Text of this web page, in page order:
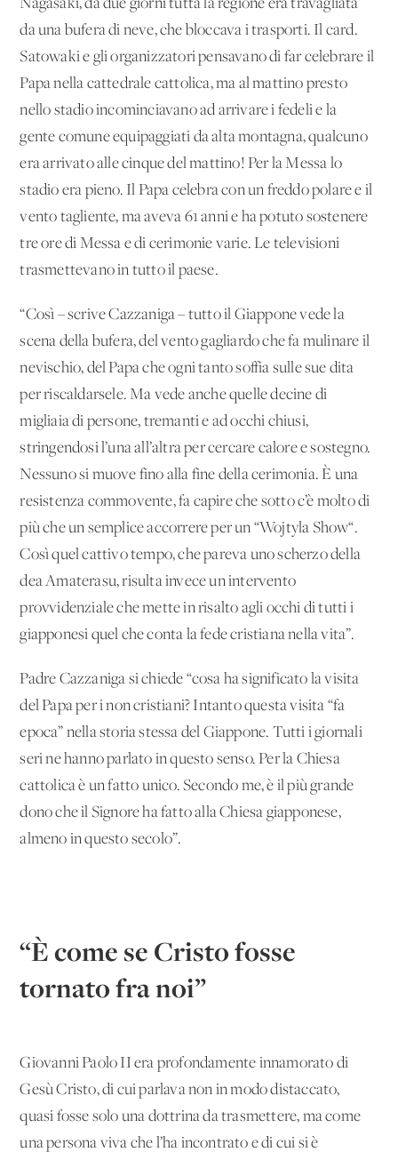
Nagasaki, da due giorni tutta la regione era travagliata
da una bufera di neve, che bloccava i trasporti. Il card.
Satowaki e gli organizzatori pensavano di far celebrare il
Papa nella cattedrale cattolica, ma al mattino presto
nello stadio incominciavano ad arrivare i fedeli e la
gente comune equipaggiati da alta montagna, qualcuno
era arrivato alle cinque del mattino! Per la Messa lo
stadio era pieno. Il Papa celebra con un freddo polare e il
vento tagliente, ma aveva 61 anni e ha potuto sostenere
tre ore di Messa e di cerimonie varie. Le televisioni
trasmettevano in tutto il paese.
“Così – scrive Cazzaniga – tutto il Giappone vede la
scena della bufera, del vento gagliardo che fa mulinare il
nevischio, del Papa che ogni tanto soffia sulle sue dita
per riscaldarsele. Ma vede anche quelle decine di
migliaia di persone, tremanti e ad occhi chiusi,
stringendosi l’una all’altra per cercare calore e sostegno.
Nessuno si muove fino alla fine della cerimonia. È una
resistenza commovente, fa capire che sotto c’è molto di
più che un semplice accorrere per un “Wojtyla Show“.
Così quel cattivo tempo, che pareva uno scherzo della
dea Amaterasu, risulta invece un intervento
provvidenziale che mette in risalto agli occhi di tutti i
giapponesi quel che conta la fede cristiana nella vita”.
Padre Cazzaniga si chiede “cosa ha significato la visita
del Papa per i non cristiani? Intanto questa visita “fa
epoca” nella storia stessa del Giappone. Tutti i giornali
seri ne hanno parlato in questo senso. Per la Chiesa
cattolica è un fatto unico. Secondo me, è il più grande
dono che il Signore ha fatto alla Chiesa giapponese,
almeno in questo secolo”.
“È come se Cristo fosse
tornato fra noi”
Giovanni Paolo II era profondamente innamorato di
Gesù Cristo, di cui parlava non in modo distaccato,
quasi fosse solo una dottrina da trasmettere, ma come
una persona viva che l’ha incontrato e di cui si è